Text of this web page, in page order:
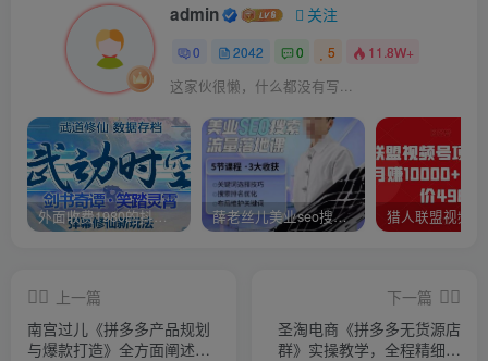
admin 关注
0 2042 0 5 11.8W+
这家伙很懒，什么都没有写...
外面收费1980的抖音武动时空直播项目，无需真人出镜，实时互动直播【软件+详细教程】 薛老丝儿美业seo搜索流量落地课，一周暴涨20w粉丝，全干货讲解
上一篇
南宫过儿《拼多多产品规划
与爆款打造》全方面阐述如
下一篇
圣淘电商《拼多多无货源店
群》实操教学，全程精细化